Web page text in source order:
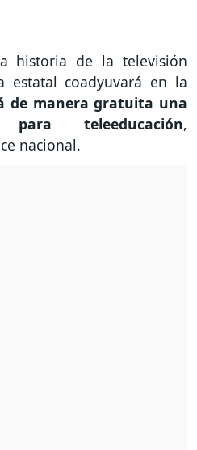
historia de la televisión
estatal coadyuvará en la
de manera gratuita una
teleeducación,
nacional.